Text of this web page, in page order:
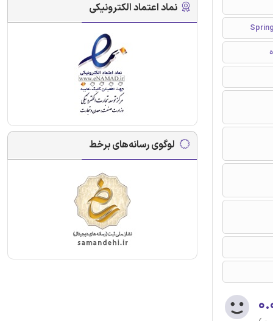
نماد اعتماد الکترونیکی
لوگوی رسانه‌های برخط